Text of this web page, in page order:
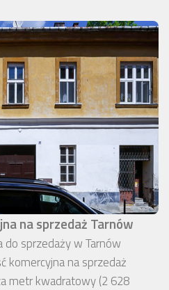
na sprzedaż Tarnów
do sprzedaży w Tarnów
komercyjna na sprzedaż
metr kwadratowy (2 628